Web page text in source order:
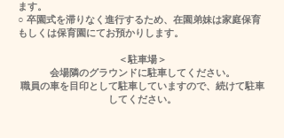
ます。
○ 卒園式を滞りなく進行するため、在園弟妹は家庭保育
もしくは保育園にてお預かりします。
＜駐車場＞
​会場隣のグラウンドに駐車してください。
​職員の車を目印として駐車していますので、続けて駐車
してください。